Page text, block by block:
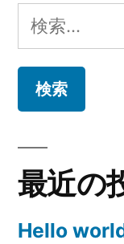
の
検
索:
最近の
Hello